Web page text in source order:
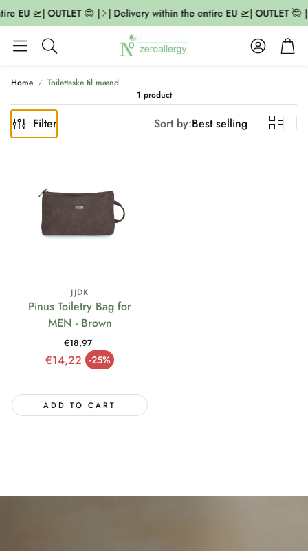
EU 🛫| OUTLET 😍 | | Delivery within the entire EU 🛫| OUTLET 😍 |
Search
AccountCart
Home
Toilettaske til mænd
1 product
Filter Sort by:Best selling
JJDK
Pinus Toiletry Bag for
MEN - Brown
€14,22 -25%
Sale price
Regular price
€18,97
ADD TO CART